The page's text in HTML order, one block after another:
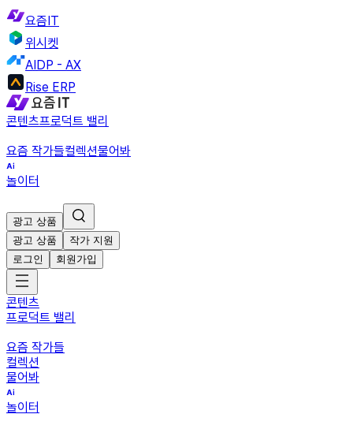
요즘IT
위시켓
AIDP - AX
Rise ERP
콘텐츠프로덕트 밸리
요즘 작가들컬렉션물어봐
놀이터
광고 상품
광고 상품
작가 지원
로그인
회원가입
콘텐츠
프로덕트 밸리
요즘 작가들
컬렉션
물어봐
놀이터